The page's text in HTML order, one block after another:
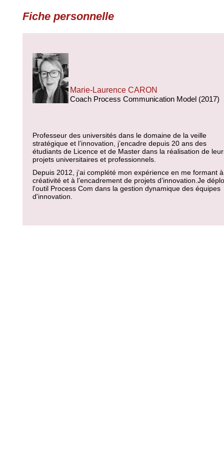
Fiche personnelle
Marie-Laurence CARON
Coach Process Communication Model (2017)
Professeur des universités dans le domaine de la veille
stratégique et l’innovation, j’encadre depuis 20 ans des
étudiants de Licence et de Master dans la réalisation de
projets universitaires et professionnels.
Depuis 2012, j’ai complété mon expérience en me formant
créativité et à l’encadrement de projets d’innovation.Je
l'outil Process Com dans la gestion dynamique des équipes
d'innovation.